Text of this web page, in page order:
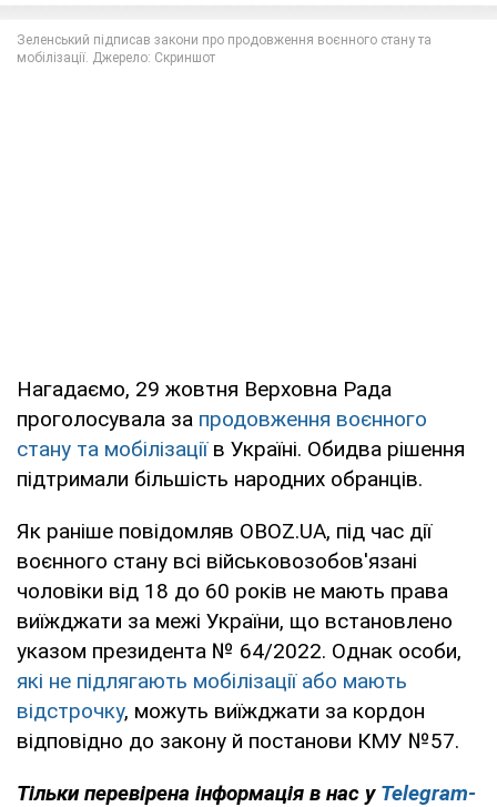
Нагадаємо, 29 жовтня Верховна Рада
проголосувала за продовження воєнного
стану та мобілізаціїв Україні. Обидва рішення
підтримали більшість народних обранців.
Як раніше повідомляв OBOZ.UA, під час дії
воєнного стану всі військовозобов'язані
чоловіки від 18 до 60 років не мають права
виїжджати за межі України, що встановлено
указом президента № 64/2022. Однак особи,
які не підлягають мобілізації або мають
відстрочку, можуть виїжджати за кордон
відповідно до закону й постанови КМУ №57.
Тільки перевірена інформація в нас у Telegram-